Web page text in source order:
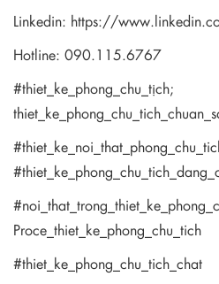
Linkedin: https://
Hotline: 090.115.6767
#thiet_ke_phong_chu_tịch;
Proce_thiet_ke_phong_chu_tich
#thiet_ke_phong_chu_tich_chat